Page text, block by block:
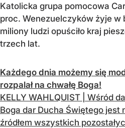
Katolicka grupa pomocowa
proc. Wenezuelczyków żyje w
miliony ludzi opuściło kraj
trzech lat.
Każdego dnia możemy się
rozpalał na chwałę Boga!
KELLY WAHLQUIST | Wśród
Boga dar Ducha Świętego jest
źródłem wszystkich